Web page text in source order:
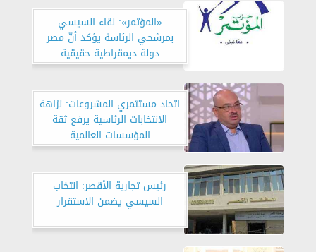
«المؤتمر»: لقاء السيسي
بمرشحي الرئاسة يؤكد أنّ مصر
دولة ديمقراطية حقيقية
اتحاد مستثمري المشروعات: نزاهة
الانتخابات الرئاسية يرفع ثقة
المؤسسات العالمية
رئيس تجارية الأقصر: انتخاب
السيسي يضمن الاستقرار